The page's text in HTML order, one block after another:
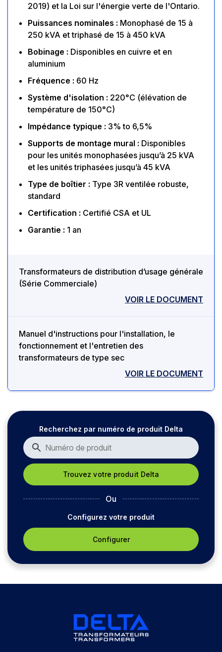
2019) et la Loi sur l'énergie verte de l'Ontario.
Puissances nominales : Monophasé de 15 à
250 kVA et triphasé de 15 à 450 kVA
Bobinage : Disponibles en cuivre et en
aluminium
Fréquence : 60 Hz
Système d'isolation : 220°C (élévation de
température de 150°C)
Impédance typique : 3% to 6,5%
Supports de montage mural : Disponibles
pour les unités monophasées jusqu’à 25 kVA
et les unités triphasées jusqu’à 45 kVA
Type de boîtier : Type 3R ventilée robuste,
standard
Certification : Certifié CSA et UL
Garantie : 1 an
Transformateurs de distribution d’usage générale
(Série Commerciale)
VOIR LE DOCUMENT
Manuel d'instructions pour l'installation, le
fonctionnement et l'entretien des
transformateurs de type sec
VOIR LE DOCUMENT
Recherchez par numéro de produit Delta
Ou
Configurez votre produit
Configurer